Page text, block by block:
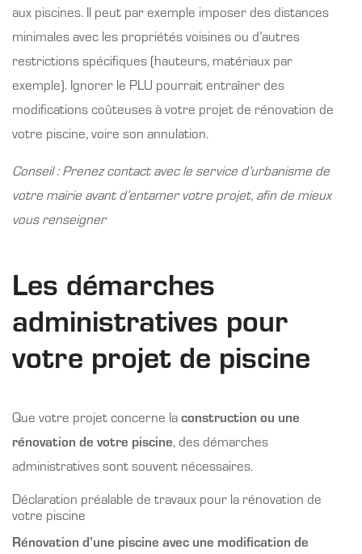
aux piscines. Il peut par exemple imposer des distances
minimales avec les propriétés voisines ou d’autres
restrictions spécifiques (hauteurs, matériaux par
exemple). Ignorer le PLU pourrait entraîner des
modifications coûteuses à votre projet de rénovation de
votre piscine, voire son annulation.
Conseil : Prenez contact avec le service d’urbanisme de
votre mairie avant d’entamer votre projet, afin de mieux
vous renseigner
Les démarches
administratives pour
votre projet de piscine
Que votre projet concerne laconstruction ou une
rénovation de votre piscine, des démarches
administratives sont souvent nécessaires.
Déclaration préalable de travaux pour la rénovation de
votre piscine
Rénovation d’une piscine avec une modification de